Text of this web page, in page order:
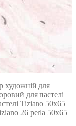
художній для
для пастелі
Tiziano 50х65
26 perla 50х65